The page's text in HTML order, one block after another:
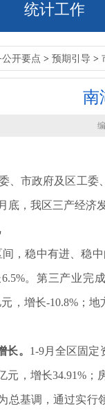
统计工作
公开要点 > 预期引导 >
南
、市政府及区工
底，我区三产经济
，稳中有进、稳
。第三产业完
，增长-10.8%；
。 1-9月全区固定
元，增长34.91%
总基调，通过实